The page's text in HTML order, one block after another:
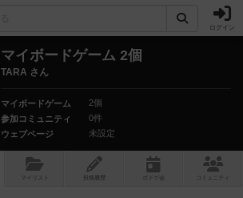
ログイン
マイボードゲーム 2個
TARA さん
マイボードゲーム
2個
参加コミュニティ
0件
ウェブページ
未設定
マイリスト 投稿履歴 ボ ドゲ コミュニティ